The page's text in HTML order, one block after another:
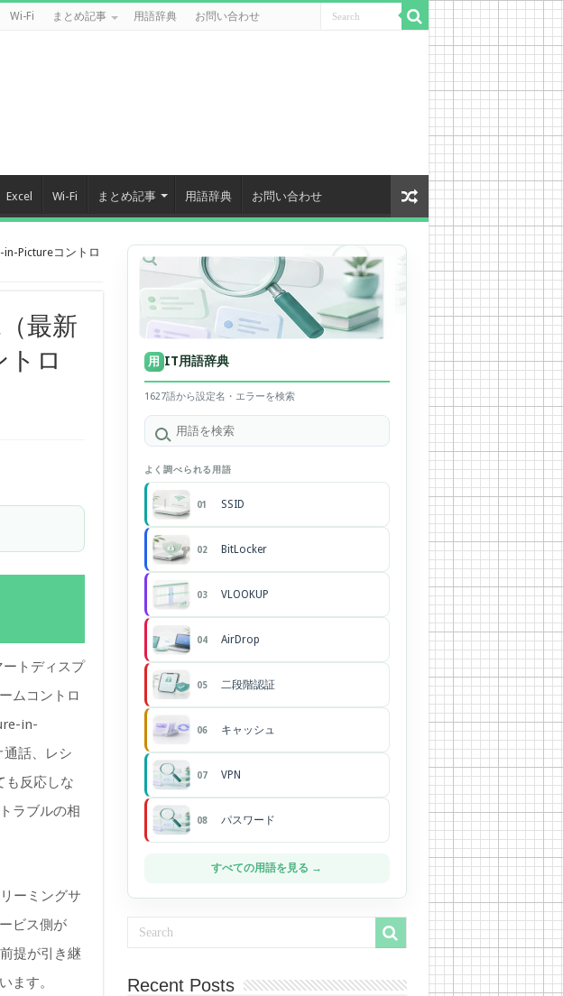
Wi-Fi まとめ記事 用語辞典 お問い合わせ
Excel Wi-Fi まとめ記事 用語辞典 お問い合わせ
in-Pictureコントロ
最新
ロ
トディスプ
ムコントロ
in-
話、レシ
も反応しな
ラブルの相
ーミングサ
ビス側が
提が引き継
ます。
用 IT用語辞典
1627語から設定名・エラーを検索
よく調べられる用語
01 SSID
02 BitLocker
03 VLOOKUP
04 AirDrop
05 二段階認証
06 キャッシュ
07 VPN
08 パスワード
すべての用語を見る →
Recent Posts